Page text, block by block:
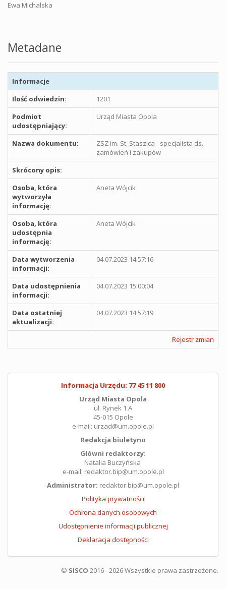
Ewa Michalska
Metadane
Informacje
Ilość odwiedzin:
1201
Podmiot
udostępniający:
Urząd Miasta Opola
Nazwa dokumentu:
ZSZ im. St. Staszica - specjalista ds.
zamówień i zakupów
Skrócony opis:
Osoba, która
wytworzyła
informację:
Aneta Wójcik
Osoba, która
udostępnia
informację:
Aneta Wójcik
Data wytworzenia
informacji:
04.07.2023 14:57:16
Data udostępnienia
informacji:
04.07.2023 15:00:04
Data ostatniej
aktualizacji:
04.07.2023 14:57:19
Rejestr zmian
Informacja Urzędu: 77 45 11 800
Urząd Miasta Opola
ul. Rynek 1 A
45-015 Opole
e-mail: urzad@um.opole.pl
Redakcja biuletynu
Główni redaktorzy:
Natalia Buczyńska
e-mail: redaktor.bip@um.opole.pl
Administrator: redaktor.bip@um.opole.pl
Polityka prywatności
Ochrona danych osobowych
Udostępnienie informacji publicznej
Deklaracja dostępności
© SISCO 2016 - 2026 Wszystkie prawa zastrzeżone.